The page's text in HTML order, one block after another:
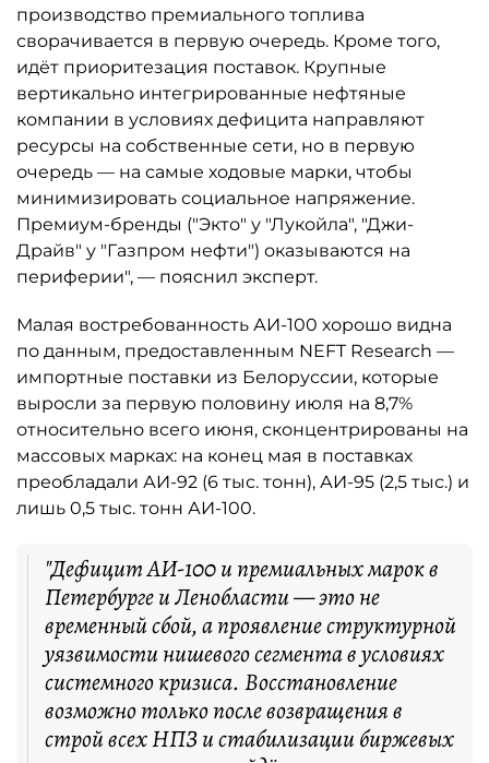
производство премиального топлива
сворачивается в первую очередь. Кроме того,
идёт приоритезация поставок. Крупные
вертикально интегрированные нефтяные
компании в условиях дефицита направляют
ресурсы на собственные сети, но в первую
очередь — на самые ходовые марки, чтобы
минимизировать социальное напряжение.
Премиум-бренды ("Экто" у "Лукойла", "Джи-
Драйв" у "Газпром нефти") оказываются на
периферии", — пояснил эксперт.
Малая востребованность АИ-100 хорошо видна
по данным, предоставленным NEFT Research —
импортные поставки из Белоруссии, которые
выросли за первую половину июля на 8,7%
относительно всего июня, сконцентрированы на
массовых марках: на конец мая в поставках
преобладали АИ-92 (6 тыс. тонн), АИ-95 (2,5 тыс.) и
лишь 0,5 тыс. тонн АИ-100.
"Дефицит АИ-100 и премиальных марок в
Петербурге и Ленобласти — это не
временный сбой, а проявление структурной
уязвимости нишевого сегмента в условиях
системного кризиса. Восстановление
возможно только после возвращения в
строй всех НПЗ и стабилизации биржевых